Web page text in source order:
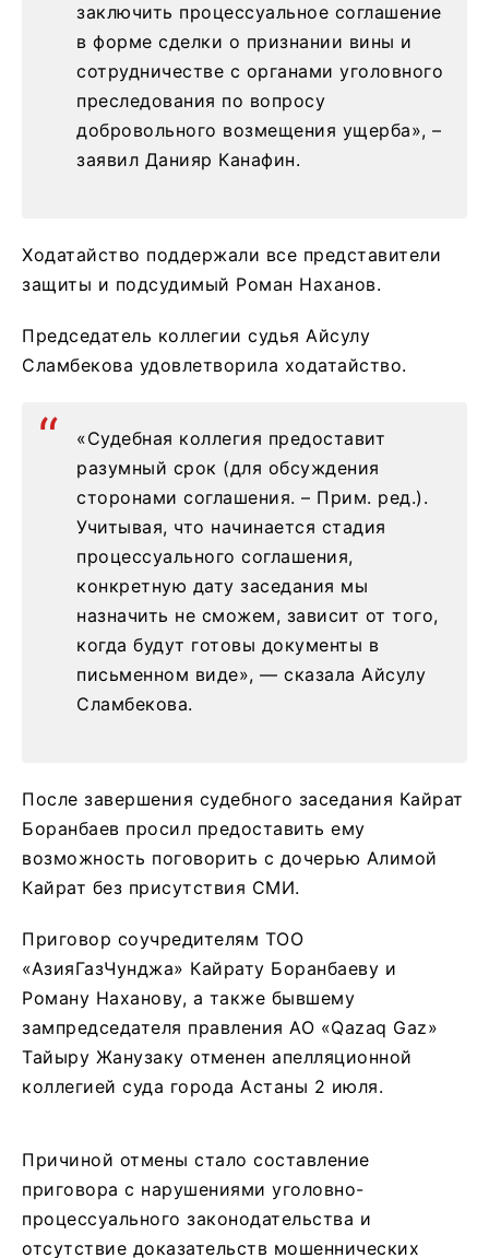
заключить процессуальное соглашение
в форме сделки о признании вины и
сотрудничестве с органами уголовного
преследования по вопросу
добровольного возмещения ущерба», –
заявил Данияр Канафин.
Ходатайство поддержали все представители
защиты и подсудимый Роман Наханов.
Председатель коллегии судья Айсулу
Сламбекова удовлетворила ходатайство.
«Судебная коллегия предоставит
разумный срок (для обсуждения
сторонами соглашения. – Прим. ред.).
Учитывая, что начинается стадия
процессуального соглашения,
конкретную дату заседания мы
назначить не сможем, зависит от того,
когда будут готовы документы в
письменном виде», — сказала Айсулу
Сламбекова.
После завершения судебного заседания Кайрат
Боранбаев просил предоставить ему
возможность поговорить с дочерью Алимой
Кайрат без присутствия СМИ.
Приговор соучредителям ТОО
«АзияГазЧунджа» Кайрату Боранбаеву и
Роману Наханову, а также бывшему
зампредседателя правления АО «Qazaq Gaz»
Тайыру Жанузаку отменен апелляционной
коллегией суда города Астаны 2 июля.
Причиной отмены стало составление
приговора с нарушениями уголовно-
процессуального законодательства и
отсутствие доказательств мошеннических